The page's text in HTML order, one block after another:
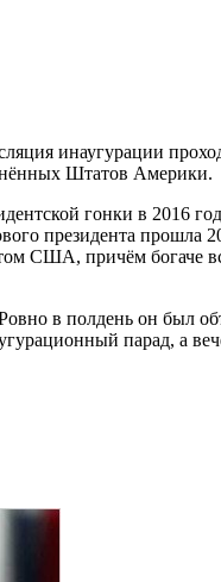
инаугурации
Штатов Америки.
гонки в 2016
президента прошла
США, причём богаче
в полдень он был
парад, а